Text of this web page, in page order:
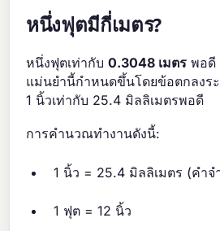
หนึ่งฟุตมีกี่เมตร?
หนึ่งฟุตเท่ากับ0.3048 เมตร พอดี
แม่นยำนี้กำหนดขึ้นโดยข้อตกลงร
1 นิ้วเท่ากับ 25.4 มิลลิเมตรพอดี
การคำนวณทำงานดังนี้:
1 นิ้ว = 25.4 มิลลิเมตร (คำ
1 ฟุต = 12 นิ้ว